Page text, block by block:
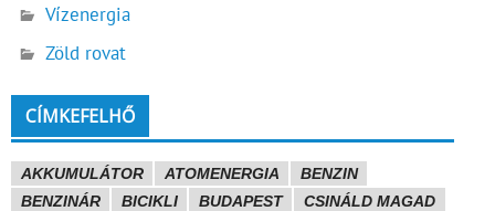
Vízenergia
Zöld rovat
CÍMKEFELHŐ
AKKUMULÁTOR ATOMENERGIA
BENZIN
BENZINÁR
BICIKLI BUDAPEST
CSINÁLD MAGAD